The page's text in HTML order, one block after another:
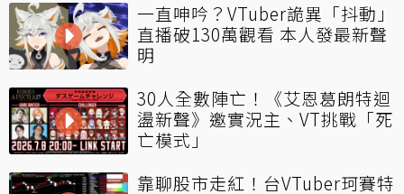
一直呻吟？VTuber詭異「抖動」
直播破130萬觀看 本人發最新聲
明
30人全數陣亡！《艾恩葛朗特迴
盪新聲》邀實況主、VT挑戰「死
亡模式」
靠聊股市走紅！台VTuber珂賽特